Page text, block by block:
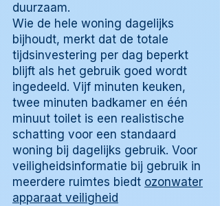
duurzaam.
Wie de hele woning dagelijks
bijhoudt, merkt dat de totale
tijdsinvestering per dag beperkt
blijft als het gebruik goed wordt
ingedeeld. Vijf minuten keuken,
twee minuten badkamer en één
minuut toilet is een realistische
schatting voor een standaard
woning bij dagelijks gebruik. Voor
veiligheidsinformatie bij gebruik in
meerdere ruimtes biedt ozonwater
apparaat veiligheid